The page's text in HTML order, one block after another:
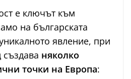
е ключът към
на българската
явление, при
няколко
точки на Европа: